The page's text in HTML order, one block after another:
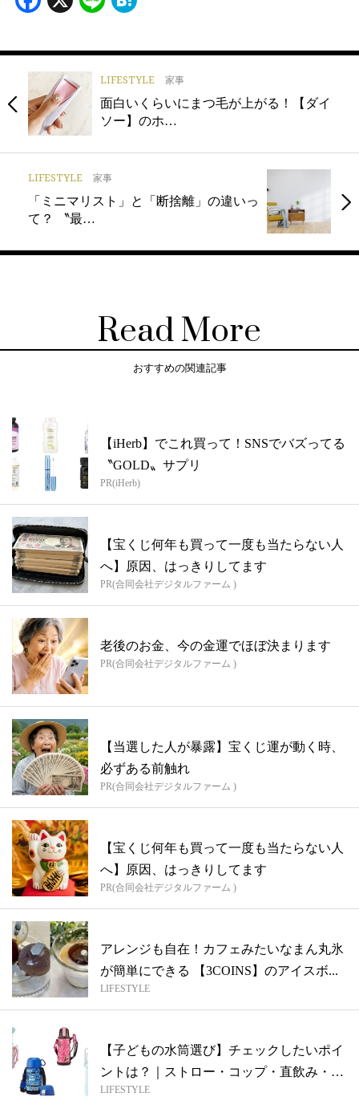
LIFESTYLE 家事
面白いくらいにまつ毛が上がる！【ダイ
ソー】のホ…
LIFESTYLE 家事
「ミニマリスト」と「断捨離」の違いっ
て？ 〝最…
Read More
おすすめの関連記事
【iHerb】でこれ買って！SNSでバズってる
〝GOLD〟サプリ
PR(iHerb)
【宝くじ何年も買って一度も当たらない人
へ】原因、はっきりしてます
PR(合同会社デジタルファーム )
老後のお金、今の金運でほぼ決まります
PR(合同会社デジタルファーム )
【当選した人が暴露】宝くじ運が動く時、
必ずある前触れ
PR(合同会社デジタルファーム )
【宝くじ何年も買って一度も当たらない人
へ】原因、はっきりしてます
PR(合同会社デジタルファーム )
アレンジも自在！カフェみたいなまん丸氷
が簡単にできる 【3COINS】のアイスボ...
LIFESTYLE
【子どもの水筒選び】チェックしたいポイ
ントは？｜ストロー・コップ・直飲み・
2wa...
LIFESTYLE